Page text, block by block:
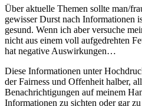
Über aktuelle Themen sollte man/
gewisser Durst nach Informationen
gesund. Wenn ich aber versuche
nicht aus einem voll aufgedrehten
hat negative Auswirkungen…
Diese Informationen unter
der Fairness und Offenheit halber,
Benachrichtigungen auf meinem
Informationen zu sichten oder gar